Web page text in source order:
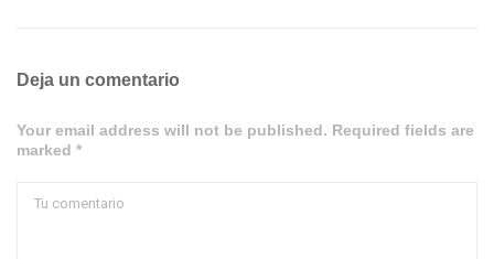
Deja un comentario
Your email address will not be published. Required fields are
marked *